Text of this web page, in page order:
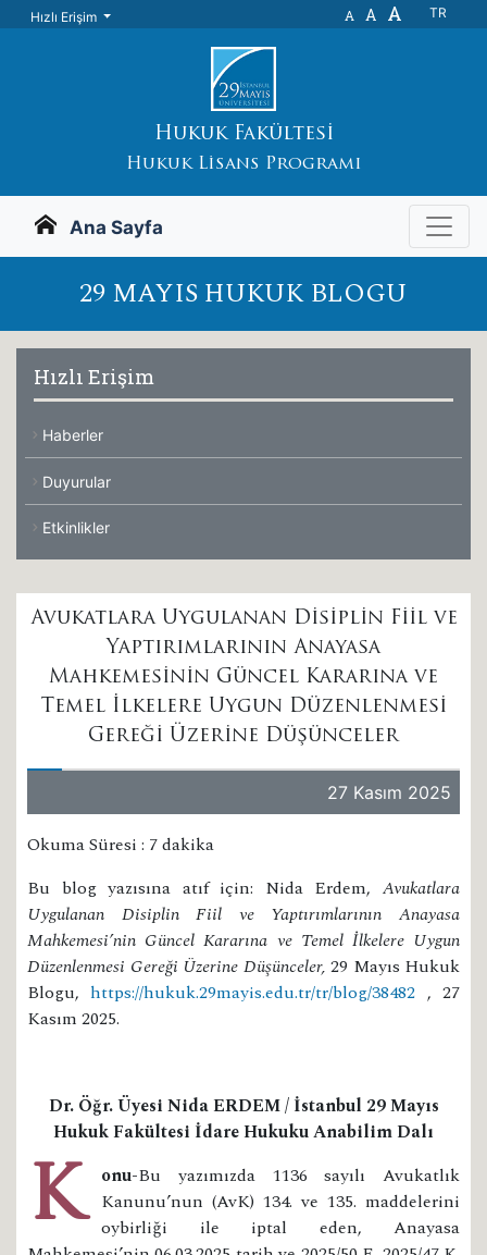
Hızlı Erişim A A A TR
Hukuk Fakültesi
Hukuk Lisans Programı
Ana Sayfa
29 MAYIS HUKUK BLOGU
Hızlı Erişim
Haberler
Duyurular
Etkinlikler
Avukatlara Uygulanan Disiplin Fiil ve
Yaptırımlarının Anayasa
Mahkemesinin Güncel Kararına ve
Temel İlkelere Uygun Düzenlenmesi
Gereği Üzerine Düşünceler
27 Kasım 2025
Okuma Süresi : 7 dakika
Bu blog yazısına atıf için: Nida Erdem, Avukatlara
Uygulanan Disiplin Fiil ve Yaptırımlarının Anayasa
Mahkemesi’nin Güncel Kararına ve Temel İlkelere Uygun
Düzenlenmesi Gereği Üzerine Düşünceler, 29 Mayıs Hukuk
Blogu,https://hukuk.29mayis.edu.tr/tr/blog/38482 , 27
Kasım 2025.
Dr. Öğr. Üyesi Nida ERDEM / İstanbul 29 Mayıs
Hukuk Fakültesi İdare Hukuku Anabilim Dalı
Konu-Bu yazımızda 1136 sayılı Avukatlık
Kanunu’nun (AvK) 134. ve 135. maddelerini
oybirliği ile iptal eden, Anayasa